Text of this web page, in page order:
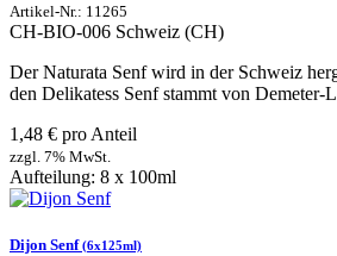
Artikel-Nr.: 11265
CH-BIO-006 Schweiz (CH)
Der Naturata Senf wird in der Schweiz
den Delikatess Senf stammt von Demeter-
1,48 € pro Anteil
zzgl. 7% MwSt.
Aufteilung: 8 x 100ml
Dijon Senf(6x125ml)